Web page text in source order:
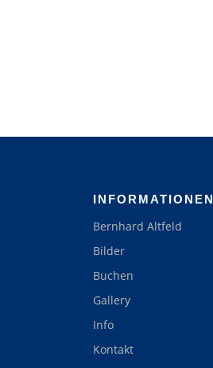
INFORMATIONEN
Bernhard Altfeld
Bilder
Buchen
Gallery
Info
Kontakt